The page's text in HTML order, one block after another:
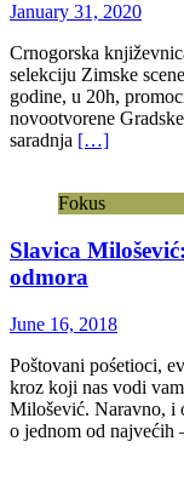
January 31, 2020
Crnogorska
selekciju Zimske
godine, u 20h,
novootvorene
saradnja […]
Fokus
Slavica
odmora
June 16, 2018
Poštovani pośetioci,
kroz koji nas vodi
Milošević. Naravno, i
o jednom od najvećih